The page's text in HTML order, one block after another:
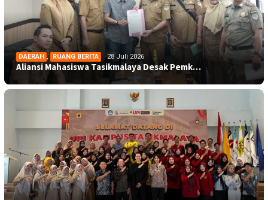
DAERAH , RUANG BERITA 28 Juli 2026
Aliansi Mahasiswa Tasikmalaya Desak Pemk…